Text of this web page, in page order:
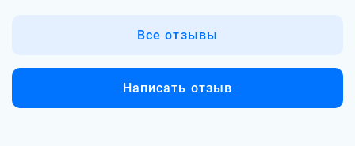
Все отзывы
Написать отзыв